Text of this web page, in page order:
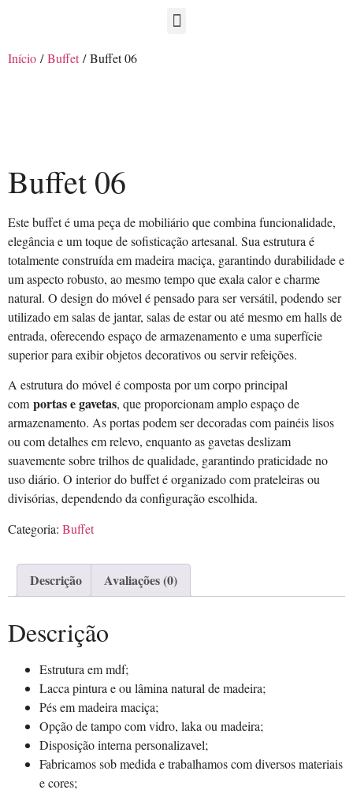
Início /Buffet/ Buffet 06
Buffet 06
Este buffet é uma peça de mobiliário que combina funcionalidade,
elegância e um toque de sofisticação artesanal. Sua estrutura é
totalmente construída em madeira maciça, garantindo durabilidade e
um aspecto robusto, ao mesmo tempo que exala calor e charme
natural. O design do móvel é pensado para ser versátil, podendo ser
utilizado em salas de jantar, salas de estar ou até mesmo em halls de
entrada, oferecendo espaço de armazenamento e uma superfície
superior para exibir objetos decorativos ou servir refeições.
A estrutura do móvel é composta por um corpo principal
com portas e gavetas, que proporcionam amplo espaço de
armazenamento. As portas podem ser decoradas com painéis lisos
ou com detalhes em relevo, enquanto as gavetas deslizam
suavemente sobre trilhos de qualidade, garantindo praticidade no
uso diário. O interior do buffet é organizado com prateleiras ou
divisórias, dependendo da configuração escolhida.
Categoria: Buffet
Descrição Avaliações (0)
Descrição
Estrutura em mdf;
Lacca pintura e ou lâmina natural de madeira;
Pés em madeira maciça;
Opção de tampo com vidro, laka ou madeira;
Disposição interna personalizavel;
Fabricamos sob medida e trabalhamos com diversos materiais
e cores;